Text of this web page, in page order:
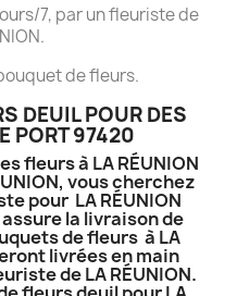
7, par un fleuriste de
de fleurs.
DEUIL POUR DES
PORT 97420
fleurs à LA RÉUNION
vous cherchez
pour LA RÉUNION
la livraison de
de fleurs à LA
livrées en main
de LA RÉUNION.